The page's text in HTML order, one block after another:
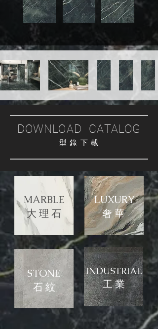
DOWNLOAD CATALOG
型 錄 下 載
MARBLE
大 理 石
LUXURY
​奢 華
STONE
石 紋
INDUSTRIAL
​工 業